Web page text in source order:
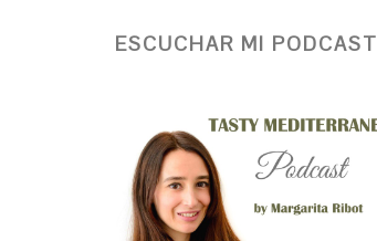
ESCUCHAR MI PODCAST